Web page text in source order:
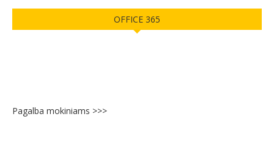
OFFICE 365
Pagalba mokiniams >>>